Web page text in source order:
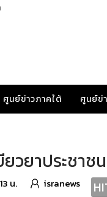
ศูนย์ข่าวภาคใต้ ศูนย์ข่
วยาประชา
น. isranews